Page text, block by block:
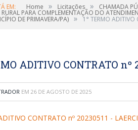
EM: Home » Licitações » CHAMADA
RURAL PARA COMPLEMENTAÇÃO DO
DE PRIMAVERA/PA) » 1° TERMO ADITIVO
ADITIVO CONTRATO
EM 26 DE AGOSTO DE 2025
CONTRATO nº 20230511 -